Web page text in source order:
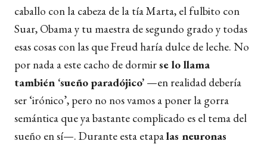
caballo con la cabeza de la tía Marta, el fulbito con
Suar, Obama y tu maestra de segundo grado y todas
esas cosas con las que Freud haría dulce de leche. No
por nada a este cacho de dormirse lo llama
también ‘sueño paradójico’ —en realidad debería
ser ‘irónico’, pero no nos vamos a poner la gorra
semántica que ya bastante complicado es el tema del
sueño en sí—. Durante esta etapalas neuronas